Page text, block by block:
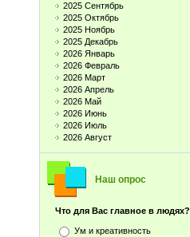
2025 Сентябрь
2025 Октябрь
2025 Ноябрь
2025 Декабрь
2026 Январь
2026 Февраль
2026 Март
2026 Апрель
2026 Май
2026 Июнь
2026 Июль
2026 Август
Наш опрос
Что для Вас главное в людях?
Ум и креативность